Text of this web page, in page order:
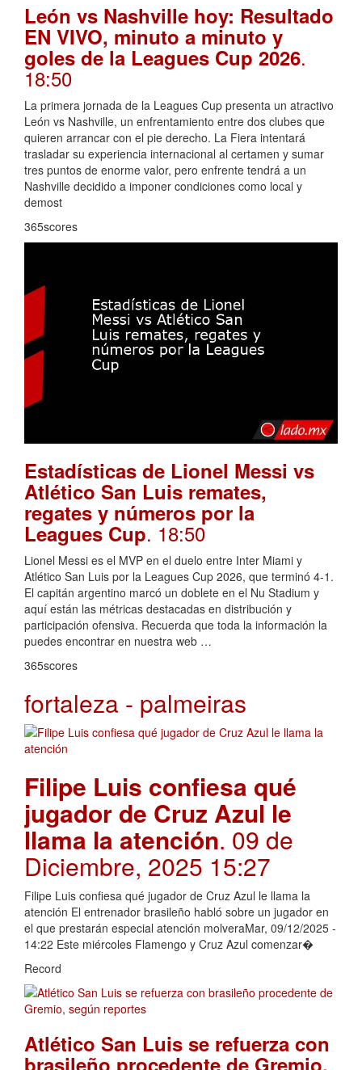
León vs Nashville hoy: Resultado
EN VIVO, minuto a minuto y
goles de la Leagues Cup 2026.
18:50
La primera jornada de la Leagues Cup presenta un atractivo
León vs Nashville, un enfrentamiento entre dos clubes que
quieren arrancar con el pie derecho. La Fiera intentará
trasladar su experiencia internacional al certamen y sumar
tres puntos de enorme valor, pero enfrente tendrá a un
Nashville decidido a imponer condiciones como local y
demost
365scores
Estadísticas de Lionel Messi vs
Atlético San Luis remates,
regates y números por la
Leagues Cup. 18:50
Lionel Messi es el MVP en el duelo entre Inter Miami y
Atlético San Luis por la Leagues Cup 2026, que terminó 4-1.
El capitán argentino marcó un doblete en el Nu Stadium y
aquí están las métricas destacadas en distribución y
participación ofensiva. Recuerda que toda la información la
puedes encontrar en nuestra web …
365scores
fortaleza - palmeiras
Filipe Luis confiesa qué
jugador de Cruz Azul le
llama la atención. 09 de
Diciembre, 2025 15:27
Filipe Luis confiesa qué jugador de Cruz Azul le llama la
atención El entrenador brasileño habló sobre un jugador en
el que prestarán especial atención molveraMar, 09/12/2025 -
14:22 Este miércoles Flamengo y Cruz Azul comenzar�
Record
Atlético San Luis se refuerza con